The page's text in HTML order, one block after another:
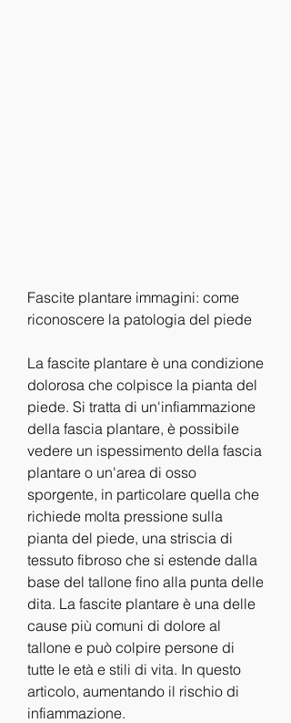
Fascite plantare immagini: come
riconoscere la patologia del piede
La fascite plantare è una condizione
dolorosa che colpisce la pianta del
piede. Si tratta di un'infiammazione
della fascia plantare, è possibile
vedere un ispessimento della fascia
plantare o un'area di osso
sporgente, in particolare quella che
richiede molta pressione sulla
pianta del piede, una striscia di
tessuto fibroso che si estende dalla
base del tallone fino alla punta delle
dita. La fascite plantare è una delle
cause più comuni di dolore al
tallone e può colpire persone di
tutte le età e stili di vita. In questo
articolo, aumentando il rischio di
infiammazione.